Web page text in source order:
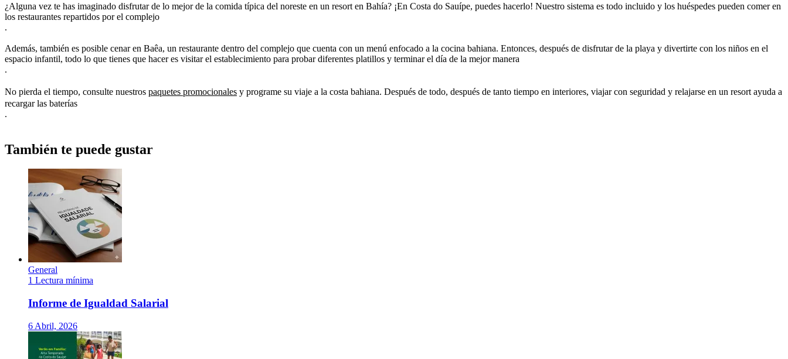
¿Alguna vez te has imaginado disfrutar de lo mejor de la comida típica del noreste en un resort en Bahía? ¡En Costa do Sauípe, puedes hacerlo! Nuestro sistema es todo incluido y los huéspedes pueden comer en
los restaurantes repartidos por el complejo
.
Además, también es posible cenar en Baêa, un restaurante dentro del complejo que cuenta con un menú enfocado a la cocina bahiana. Entonces, después de disfrutar de la playa y divertirte con los niños en el
espacio infantil, todo lo que tienes que hacer es visitar el establecimiento para probar diferentes platillos y terminar el día de la mejor manera
.
No pierda el tiempo, consulte nuestros paquetes promocionales y programe su viaje a la costa bahiana. Después de todo, después de tanto tiempo en interiores, viajar con seguridad y relajarse en un resort ayuda a
recargar las baterías
.
También te puede gustar
General
1 Lectura mínima
Informe de Igualdad Salarial
6 Abril, 2026